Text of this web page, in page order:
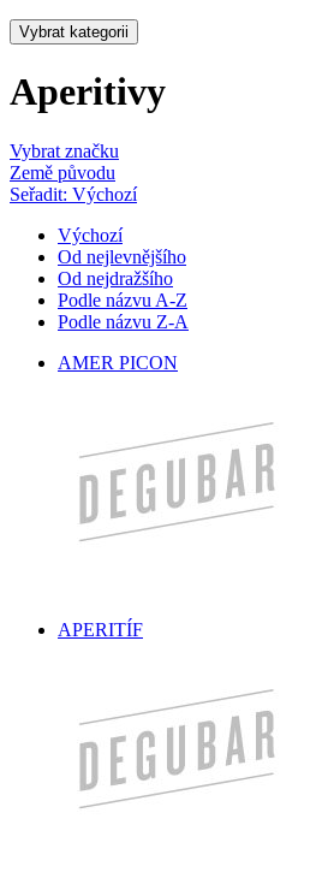
Vybrat kategorii
Aperitivy
Vybrat značku
Země původu
Seřadit: Výchozí
Výchozí
Od nejlevnějšího
Od nejdražšího
Podle názvu A-Z
Podle názvu Z-A
AMER PICON
APERITÍF